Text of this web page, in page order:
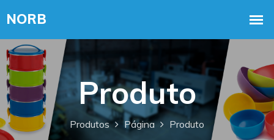
Produto
Produtos Página Produto